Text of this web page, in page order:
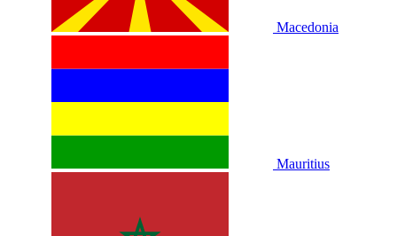
Macedonia
Mauritius